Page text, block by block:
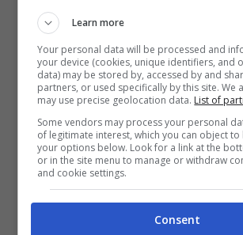
Learn more
Your personal data will be processed and
your device (cookies, unique identifiers, and
data) may be stored by, accessed by and
partners, or used specifically by this site. We
may use precise geolocation data. List of
Some vendors may process your personal
of legitimate interest, which you can object to
your options below. Look for a link at the
or in the site menu to manage or withdraw
and cookie settings.
Consent